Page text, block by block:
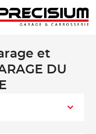
et
DU